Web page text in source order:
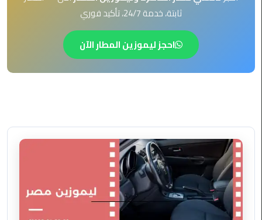
EN
AR
السخنة
العرب
الغردقة
ليموزين
برج
العرب
القاهرة
ثابتة، خدمة 24/7، تأكيد فوري
احجز ليموزين المطار الآن